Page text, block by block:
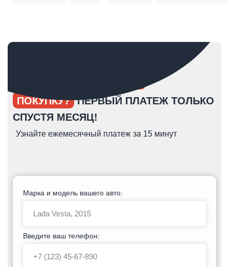
ПОКУПКУ? ПЕРВЫЙ ПЛАТЕЖ ТОЛЬКО
СПУСТЯ МЕСЯЦ!
Узнайте ежемесячный платеж за 15 минут
Марка и модель вашего авто:
Введите ваш телефон: